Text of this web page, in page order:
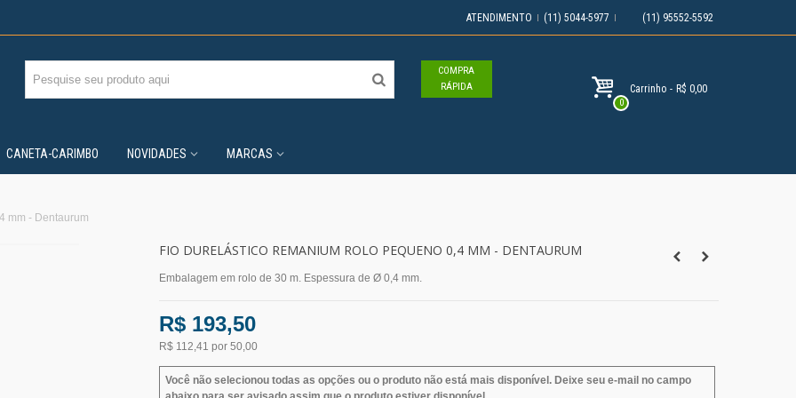
(11) 95552-5592
(11) 5044-5977
ATENDIMENTO
COMPRA
RÁPIDA
0
Carrinho - R$ 0,00
CANETA-CARIMBO NOVIDADES MARCAS
mm - Dentaurum
FIO DURELÁSTICO REMANIUM ROLO PEQUENO 0,4 MM - DENTAURUM
Embalagem em rolo de 30 m. Espessura de Ø 0,4 mm.
R$ 193,50
R$ 112,41 por 50,00
Você não selecionou todas as opções ou o produto não está mais disponível. Deixe seu e-mail no campo